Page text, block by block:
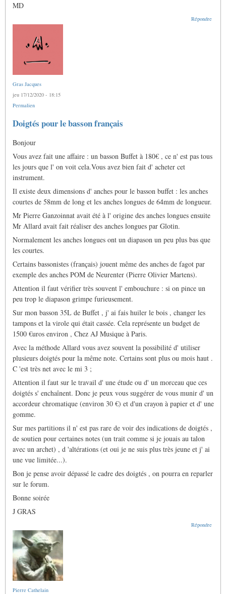
MD
Répondre
Gras Jacques
jeu 17/12/2020 - 18:15
Permalien
Doigtés pour le basson français
Bonjour
Vous avez fait une affaire : un basson Buffet à 180€ , ce n' est pas tous
les jours que l' on voit cela.Vous avez bien fait d' acheter cet
instrument.
Il existe deux dimensions d' anches pour le basson buffet : les anches
courtes de 58mm de long et les anches longues de 64mm de longueur.
Mr Pierre Ganzoinnat avait été à l' origine des anches longues ensuite
Mr Allard avait fait réaliser des anches longues par Glotin.
Normalement les anches longues ont un diapason un peu plus bas que
les courtes.
Certains bassonistes (français) jouent même des anches de fagot par
exemple des anches POM de Neurenter (Pierre Olivier Martens).
Attention il faut vérifier très souvent l' embouchure : si on pince un
peu trop le diapason grimpe furieusement.
Sur mon basson 35L de Buffet , j' ai fais huiler le bois , changer les
tampons et la virole qui était cassée. Cela représente un budget de
1500 €uros environ , Chez AJ Musique à Paris.
Avec la méthode Allard vous avez souvent la possibilité d' utiliser
plusieurs doigtés pour la même note. Certains sont plus ou mois haut .
C 'est très net avec le mi 3 ;
Attention il faut sur le travail d' une étude ou d' un morceau que ces
doigtés s' enchaînent. Donc je peux vous suggérer de vous munir d' un
accordeur chromatique (environ 30 €) et d'un crayon à papier et d' une
gomme.
Sur mes partitions il n' est pas rare de voir des indications de doigtés ,
de soutien pour certaines notes (un trait comme si je jouais au talon
avec un archet) , d 'altérations (et oui je ne suis plus très jeune et j' ai
une vue limitée...).
Bon je pense avoir dépassé le cadre des doigtés , on pourra en reparler
sur le forum.
Bonne soirée
J GRAS
Répondre
Pierre Cathelain